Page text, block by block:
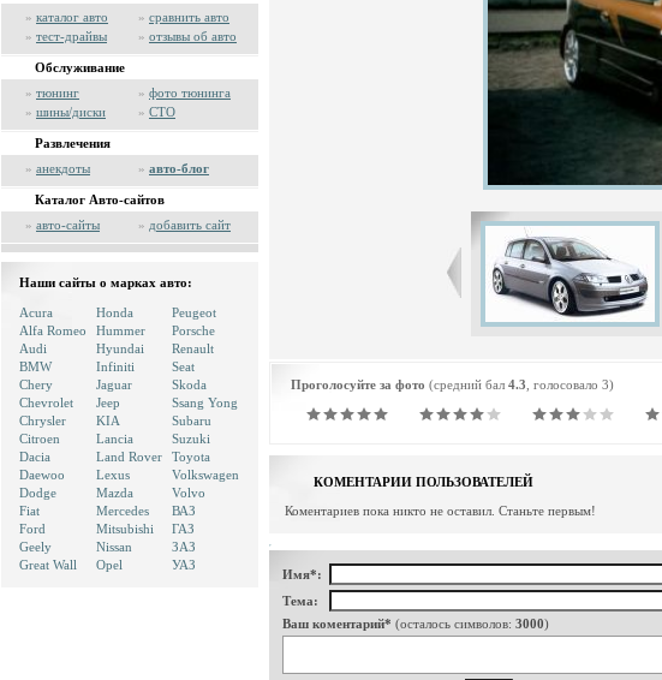
» каталог авто » сравнить авто
» тест-драйвы » отзывы об авто
Обслуживание
» тюнинг » фото тюнинга
» шины/диски » СТО
Развлечения
» анекдоты » авто-блог
Каталог Авто-сайтов
» авто-сайты » добавить сайт
Наши сайты о марках авто:
Acura
Alfa Romeo
Audi
BMW
Chery
Chevrolet
Chrysler
Citroen
Dacia
Daewoo
Dodge
Fiat
Ford
Geely
Great Wall
Honda
Hummer
Hyundai
Infiniti
Jaguar
Jeep
KIA
Lancia
Land Rover
Lexus
Mazda
Mercedes
Mitsubishi
Nissan
Opel
Peugeot
Porsche
Renault
Seat
Skoda
Ssang Yong
Subaru
Suzuki
Toyota
Volkswagen
Volvo
ВАЗ
ГАЗ
ЗАЗ
УАЗ
Проголосуйте за фото (средний бал 4.3 , голосовало 3)
КОМЕНТАРИИ ПОЛЬЗОВАТЕЛЕЙ
Коментариев пока никто не оставил. Станьте первым!
Имя*:
Тема:
Ваш коментарий* (осталось символов: 3000)